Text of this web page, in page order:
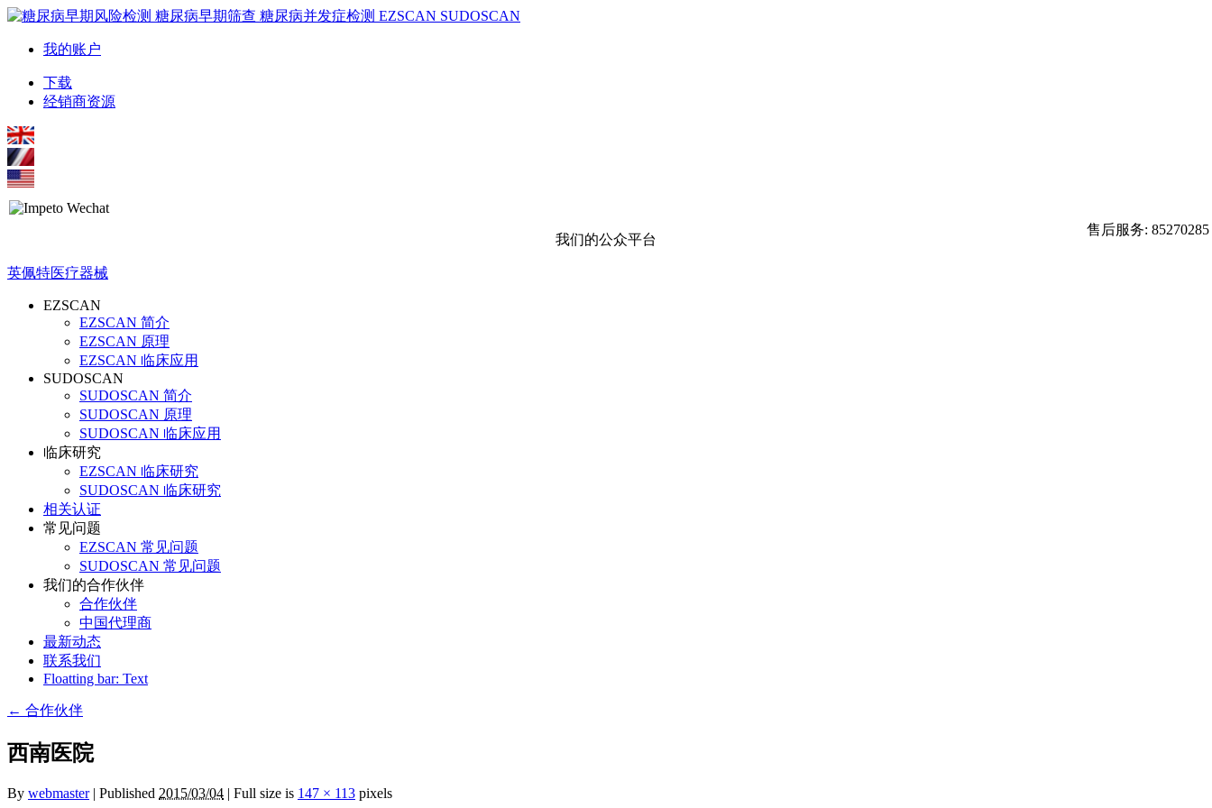
我的账户
下载
经销商资源
我们的公众平台
英佩特医疗器械
EZSCAN
EZSCAN 简介
EZSCAN 原理
EZSCAN 临床应用
SUDOSCAN
SUDOSCAN 简介
SUDOSCAN 原理
SUDOSCAN 临床应用
临床研究
EZSCAN 临床研究
SUDOSCAN 临床研究
相关认证
常见问题
EZSCAN 常见问题
SUDOSCAN 常见问题
我们的合作伙伴
合作伙伴
中国代理商
最新动态
联系我们
Floatting bar: Text
← 合作伙伴
西南医院
By webmaster | Published 2015/03/04 | Full size is 147 × 113 pixels
售后服务: 85270285